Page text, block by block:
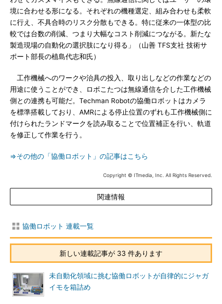
境に合わせる形になる。それぞれの機種選定、組み合わせも柔軟
に行え、不具合時のリスク分散もできる。特に従来の一体型の比
較では台数の削減、つまり大幅なコスト削減につながる。新たな
製造現場の自動化の選択肢になり得る」（山善 TFS支社 技術サ
ポート部長の植島代志和氏）
工作機械へのワークや治具の投入、取り出しなどの作業などの
用途に使うことができ、ロボこたつは無線通信を介した工作機械
側との連携も可能だ。Techman Robotの協働ロボットはカメラ
を標準搭載しており、AMRによる停止位置のずれも工作機械側に
付けられたランドマークを読み取ることで位置補正を行い、軌道
を修正して作業を行う。
⇒その他の「協働ロボット」の記事はこちら
Copyright © ITmedia, Inc. All Rights Reserved.
関連情報
協働ロボット 連載一覧
新しい連載記事が 33 件あります
未自動化領域に挑む協働ロボットが自律的にジャガ
イモを箱詰め